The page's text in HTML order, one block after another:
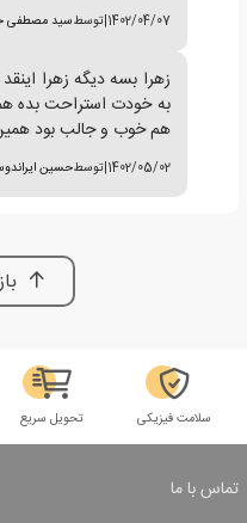
1402/04/07
|توسطسید مصطفی
زهرا بسه دیگه زهرا
به خودت استراحت بده
هم خوب و جالب بود
1402/05/02
|توسطحسین
سلامت فیزیکی تحویل سریع
تماس با ما